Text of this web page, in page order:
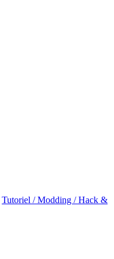
Tutoriel / Modding / Hack &